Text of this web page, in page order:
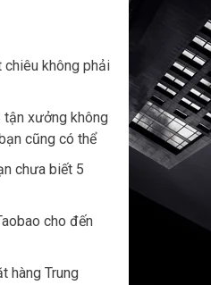
chiêu không phải
xưởng không
cũng có thể
chưa biết 5
cho đến
hàng Trung